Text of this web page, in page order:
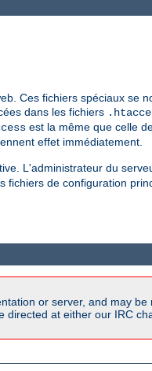
Ces fichiers spéciaux se
dans les fichiers
est la même que celle
effet immédiatement.
L'administrateur du
fichiers de configuration
or server, and may
at either our IRC